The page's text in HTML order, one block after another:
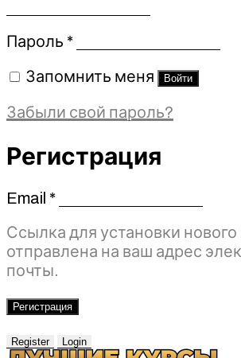
Пароль *Обязательно
Запомнить меня Войти
Забыли свой пароль?
Регистрация
Email *Обязательно
Ссылка для установки
отправлена ​​на ваш адрес
почты.
Регистрация
Register Login